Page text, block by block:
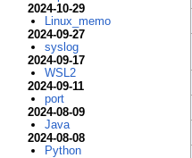
2024-10-29
Linux_memo
2024-09-27
syslog
2024-09-17
WSL2
2024-09-11
port
2024-08-09
Java
2024-08-08
Python